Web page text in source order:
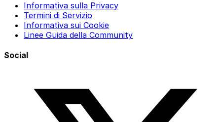
Informativa sulla Privacy
Termini di Servizio
Informativa sui Cookie
Linee Guida della Community
Social